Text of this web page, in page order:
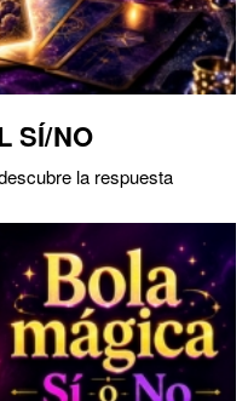
SÍ/NO
la respuesta